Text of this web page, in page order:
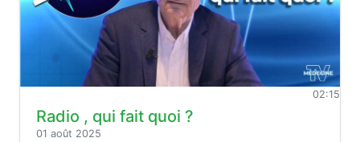
02:15
Radio , qui fait quoi ?
01 août 2025